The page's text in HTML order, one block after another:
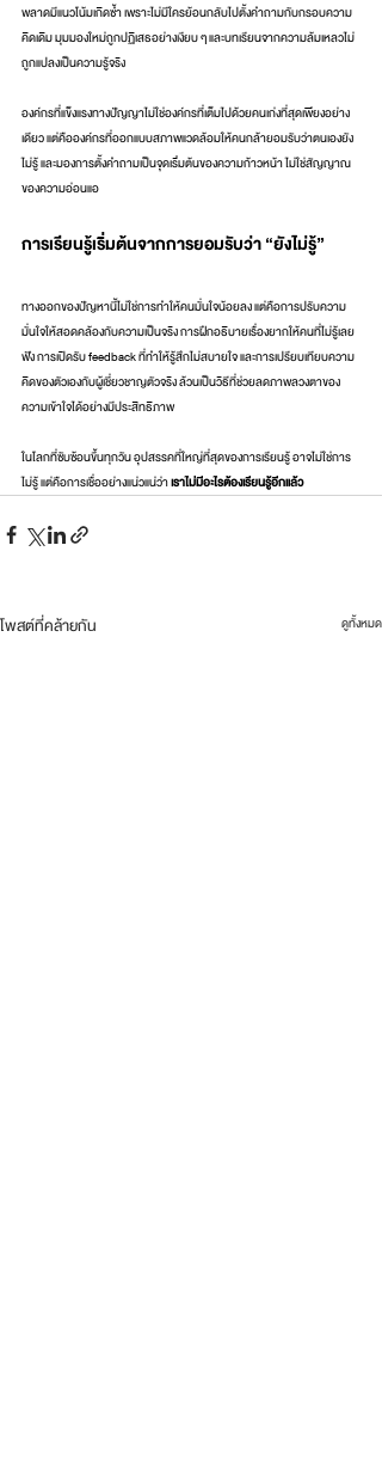
พลาดมีแนวโน้มเกิดซ้ำ เพราะไม่มีใครย้อนกลับไปตั้งคำถามกับกรอบความ
คิดเดิม มุมมองใหม่ถูกปฏิเสธอย่างเงียบ ๆ และบทเรียนจากความล้มเหลวไม่
ถูกแปลงเป็นความรู้จริง
องค์กรที่แข็งแรงทางปัญญาไม่ใช่องค์กรที่เต็มไปด้วยคนเก่งที่สุดเพียงอย่าง
เดียว แต่คือองค์กรที่ออกแบบสภาพแวดล้อมให้คนกล้ายอมรับว่าตนเองยัง
ไม่รู้ และมองการตั้งคำถามเป็นจุดเริ่มต้นของความก้าวหน้า ไม่ใช่สัญญาณ
ของความอ่อนแอ
การเรียนรู้เริ่มต้นจากการยอมรับว่า “ยังไม่รู้”
ทางออกของปัญหานี้ไม่ใช่การทำให้คนมั่นใจน้อยลง แต่คือการปรับความ
มั่นใจให้สอดคล้องกับความเป็นจริง การฝึกอธิบายเรื่องยากให้คนที่ไม่รู้เลย
ฟัง การเปิดรับ feedback ที่ทำให้รู้สึกไม่สบายใจ และการเปรียบเทียบความ
คิดของตัวเองกับผู้เชี่ยวชาญตัวจริง ล้วนเป็นวิธีที่ช่วยลดภาพลวงตาของ
ความเข้าใจได้อย่างมีประสิทธิภาพ
ในโลกที่ซับซ้อนขึ้นทุกวัน อุปสรรคที่ใหญ่ที่สุดของการเรียนรู้ อาจไม่ใช่การ
ไม่รู้ แต่คือการเชื่ออย่างแน่วแน่ว่า เราไม่มีอะไรต้องเรียนรู้อีกแล้ว
โพสต์ที่คล้ายกัน ดูทั้งหมด